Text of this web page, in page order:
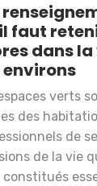
faut
dans la
environs
verts
des
de
de la vie
constitués